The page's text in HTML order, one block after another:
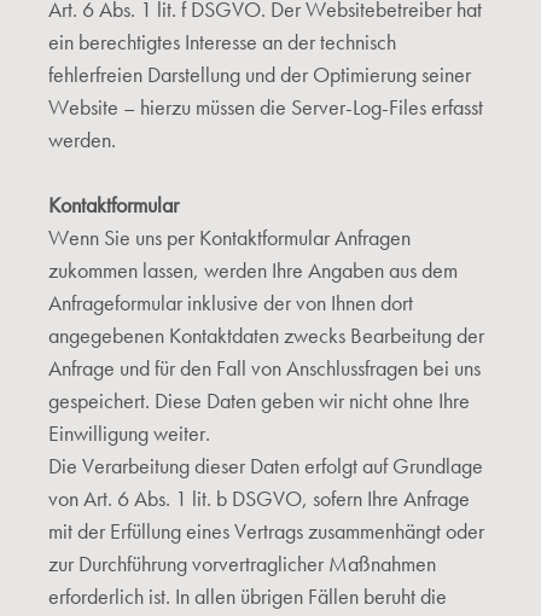
Art. 6 Abs. 1 lit. f DSGVO. Der Websitebetreiber hat
ein berechtigtes Interesse an der technisch
fehlerfreien Darstellung und der Optimierung seiner
Website – hierzu müssen die Server-Log-Files erfasst
werden.
Kontaktformular
Wenn Sie uns per Kontaktformular Anfragen
zukommen lassen, werden Ihre Angaben aus dem
Anfrageformular inklusive der von Ihnen dort
angegebenen Kontaktdaten zwecks Bearbeitung der
Anfrage und für den Fall von Anschlussfragen bei uns
gespeichert. Diese Daten geben wir nicht ohne Ihre
Einwilligung weiter.
Die Verarbeitung dieser Daten erfolgt auf Grundlage
von Art. 6 Abs. 1 lit. b DSGVO, sofern Ihre Anfrage
mit der Erfüllung eines Vertrags zusammenhängt oder
zur Durchführung vorvertraglicher Maßnahmen
erforderlich ist. In allen übrigen Fällen beruht die